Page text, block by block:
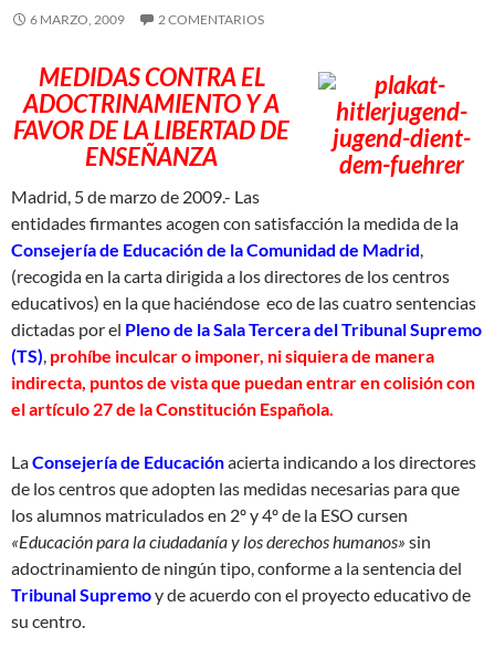
6 MARZO, 2009 2 COMENTARIOS
MEDIDAS CONTRA EL
ADOCTRINAMIENTO Y A
FAVOR DE LA LIBERTAD DE
ENSEÑANZA
Madrid, 5 de marzo de 2009.- Las
entidades firmantes acogen con satisfacción la medida de la
Consejería de Educación de la Comunidad de Madrid,
(recogida en la carta dirigida a los directores de los centros
educativos) en la que haciéndose eco de las cuatro sentencias
dictadas por el Pleno de la Sala Tercera del Tribunal Supremo
(TS), prohíbe inculcar o imponer, ni siquiera de manera
indirecta, puntos de vista que puedan entrar en colisión con
el artículo 27 de la Constitución Española.
LaConsejería de Educaciónacierta indicando a los directores
de los centros que adopten las medidas necesarias para que
los alumnos matriculados en 2º y 4º de la ESO cursen
«Educación para la ciudadanía y los derechos humanos» sin
adoctrinamiento de ningún tipo, conforme a la sentencia del
Tribunal Supremoy de acuerdo con el proyecto educativo de
su centro.